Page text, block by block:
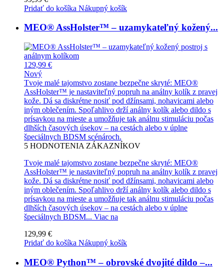
Pridať do košíka Nákupný košík
MEO® AssHolster™ – uzamykateľný kožený...
129,99 €
Nový
Tvoje malé tajomstvo zostane bezpečne skryté: MEO®
AssHolster™ je nastaviteľný popruh na análny kolík z pravej
kože. Dá sa diskrétne nosiť pod džínsami, nohavicami alebo
iným oblečením. Spoľahlivo drží análny kolík alebo dildo s
prísavkou na mieste a umožňuje tak análnu stimuláciu počas
dlhších časových úsekov – na cestách alebo v úplne
špeciálnych BDSM scénároch.
5 HODNOTENIA ZÁKAZNÍKOV
Tvoje malé tajomstvo zostane bezpečne skryté: MEO®
AssHolster™ je nastaviteľný popruh na análny kolík z pravej
kože. Dá sa diskrétne nosiť pod džínsami, nohavicami alebo
iným oblečením. Spoľahlivo drží análny kolík alebo dildo s
prísavkou na mieste a umožňuje tak análnu stimuláciu počas
dlhších časových úsekov – na cestách alebo v úplne
špeciálnych BDSM... Viac na
129,99 €
Pridať do košíka Nákupný košík
MEO® Python™ – obrovské dvojité dildo –...